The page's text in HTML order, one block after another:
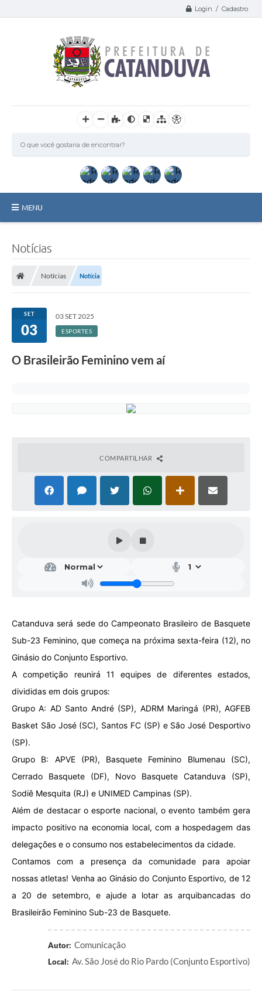
Login / Cadastro
MENU
Licitações / PCA
Transparência
A Prefeitura
Jornal
Agenda
Diário Oficial
Contato
Notícias
Notícias Notícia
SET
03
03 SET 2025
ESPORTES
O Brasileirão Feminino vem aí
COMPARTILHAR
Catanduva será sede do Campeonato Brasileiro de Basquete
Sub-23 Feminino, que começa na próxima sexta-feira (12), no
Ginásio do Conjunto Esportivo.
A competição reunirá 11 equipes de diferentes estados,
divididas em dois grupos:
Grupo A: AD Santo André (SP), ADRM Maringá (PR), AGFEB
Basket São José (SC), Santos FC (SP) e São José Desportivo
(SP).
Grupo B: APVE (PR), Basquete Feminino Blumenau (SC),
Cerrado Basquete (DF), Novo Basquete Catanduva (SP),
Sodiê Mesquita (RJ) e UNIMED Campinas (SP).
Além de destacar o esporte nacional, o evento também gera
impacto positivo na economia local, com a hospedagem das
delegações e o consumo nos estabelecimentos da cidade.
Contamos com a presença da comunidade para apoiar
nossas atletas! Venha ao Ginásio do Conjunto Esportivo, de 12
a 20 de setembro, e ajude a lotar as arquibancadas do
Brasileirão Feminino Sub-23 de Basquete.
Autor: Comunicação
Local: Av. São José do Rio Pardo (Conjunto Esportivo)